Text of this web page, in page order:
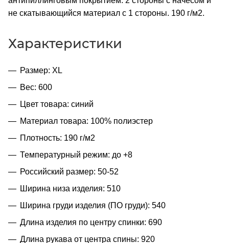
не скатывающийся материал с 1 стороны. 190 г/м2.
Характеристики
Размер: XL
Вес: 600
Цвет товара: синий
Материал товара: 100% полиэстер
Плотность: 190 г/м2
Температурный режим: до +8
Российский размер: 50-52
Ширина низа изделия: 510
Ширина груди изделия (ПО груди): 540
Длина изделия по центру спинки: 690
Длина рукава от центра спины: 920